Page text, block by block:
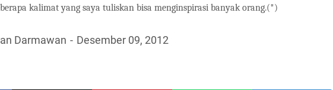
kalimat yang saya tuliskan bisa menginspirasi banyak orang.(*)
Darmawan Desember 09, 2012